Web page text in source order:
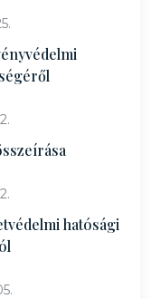
hatósági